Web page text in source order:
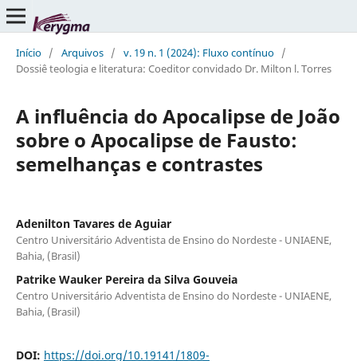
Início / Arquivos / v. 19 n. 1 (2024): Fluxo contínuo /
Dossiê teologia e literatura: Coeditor convidado Dr. Milton l. Torres
A influência do Apocalipse de João
sobre o Apocalipse de Fausto:
semelhanças e contrastes
Adenilton Tavares de Aguiar
Centro Universitário Adventista de Ensino do Nordeste - UNIAENE,
Bahia, (Brasil)
Patrike Wauker Pereira da Silva Gouveia
Centro Universitário Adventista de Ensino do Nordeste - UNIAENE,
Bahia, (Brasil)
DOI: https://doi.org/10.19141/1809-